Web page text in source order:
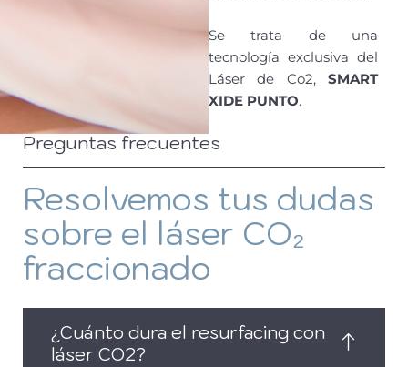
Se trata de una
tecnología exclusiva del
Láser de Co2,SMART
XIDE PUNTO.
Preguntas frecuentes
Resolvemos tus dudas
sobre el láser CO₂
fraccionado
¿Cuánto dura el resurfacing con
láser CO2?